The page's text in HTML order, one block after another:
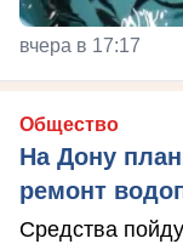
вчера в 17:17
Общество
На Дону
ремонт
Средства